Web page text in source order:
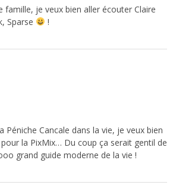
famille, je veux bien aller écouter Claire
Sparse
!
Péniche Cancale dans la vie, je veux bien
la PixMix… Du coup ça serait gentil de
grand guide moderne de la vie !